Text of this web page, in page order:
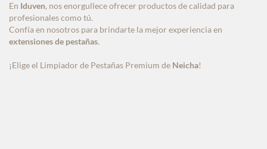
En Iduven, nos enorgullece ofrecer productos de calidad para
profesionales como tú.
Confía en nosotros para brindarte la mejor experiencia en
extensiones de pestañas.
¡Elige el Limpiador de Pestañas Premium de Neicha!